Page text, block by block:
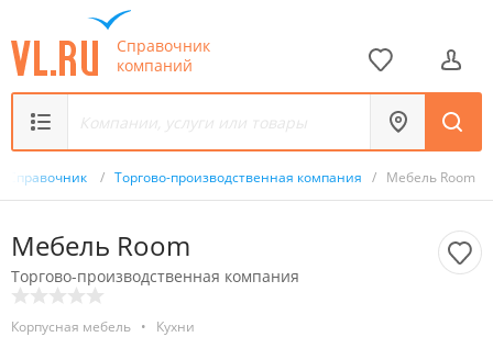
Справочник
компаний
Справочник / Торгово-производственная компания / Мебель Room
Мебель Room
Торгово-производственная компания
Корпусная мебель • Кухни